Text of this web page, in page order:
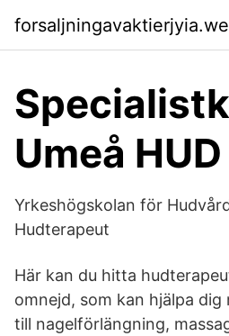
Umeå HUD
Yrkeshögskolan för
Hudterapeut
Här kan du hitta
omnejd, som kan hjälpa
till nagelförlängning,